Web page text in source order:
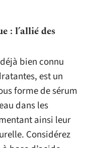
: l’allié des
bien connu
est un
forme de sérum
dans les
ainsi leur
Considérez